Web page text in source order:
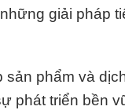
giải pháp
phẩm và
phát triển bền